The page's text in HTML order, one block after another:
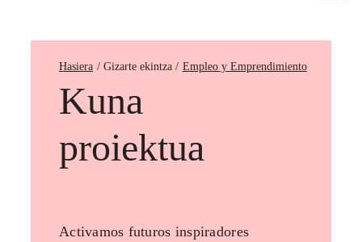
Hasiera Empleo y Emprendimiento
Kuna
proiektua
Activamos futuros inspiradores